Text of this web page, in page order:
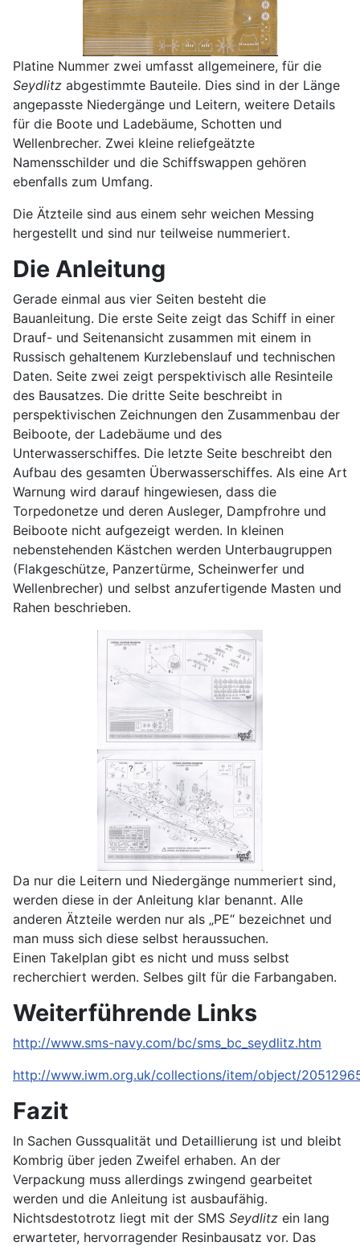
Platine Nummer zwei umfasst allgemeinere, für die
Seydlitz abgestimmte Bauteile. Dies sind in der Länge
angepasste Niedergänge und Leitern, weitere Details
für die Boote und Ladebäume, Schotten und
Wellenbrecher. Zwei kleine reliefgeätzte
Namensschilder und die Schiffswappen gehören
ebenfalls zum Umfang.
Die Ätzteile sind aus einem sehr weichen Messing
hergestellt und sind nur teilweise nummeriert.
Die Anleitung
Gerade einmal aus vier Seiten besteht die
Bauanleitung. Die erste Seite zeigt das Schiff in einer
Drauf- und Seitenansicht zusammen mit einem in
Russisch gehaltenem Kurzlebenslauf und technischen
Daten. Seite zwei zeigt perspektivisch alle Resinteile
des Bausatzes. Die dritte Seite beschreibt in
perspektivischen Zeichnungen den Zusammenbau der
Beiboote, der Ladebäume und des
Unterwasserschiffes. Die letzte Seite beschreibt den
Aufbau des gesamten Überwasserschiffes. Als eine Art
Warnung wird darauf hingewiesen, dass die
Torpedonetze und deren Ausleger, Dampfrohre und
Beiboote nicht aufgezeigt werden. In kleinen
nebenstehenden Kästchen werden Unterbaugruppen
(Flakgeschütze, Panzertürme, Scheinwerfer und
Wellenbrecher) und selbst anzufertigende Masten und
Rahen beschrieben.
Da nur die Leitern und Niedergänge nummeriert sind,
werden diese in der Anleitung klar benannt. Alle
anderen Ätzteile werden nur als „PE“ bezeichnet und
man muss sich diese selbst heraussuchen.
Einen Takelplan gibt es nicht und muss selbst
recherchiert werden. Selbes gilt für die Farbangaben.
Weiterführende Links
http://www.sms-navy.com/bc/sms_bc_seydlitz.htm
http://www.iwm.org.uk/collections/item/object/
Fazit
In Sachen Gussqualität und Detaillierung ist und bleibt
Kombrig über jeden Zweifel erhaben. An der
Verpackung muss allerdings zwingend gearbeitet
werden und die Anleitung ist ausbaufähig.
Nichtsdestotrotz liegt mit der SMS Seydlitz ein lang
erwarteter, hervorragender Resinbausatz vor. Das